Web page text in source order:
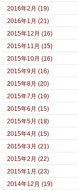
2016年2月 (19)
2016年1月 (21)
2015年12月 (16)
2015年11月 (15)
2015年10月 (16)
2015年9月 (16)
2015年8月 (20)
2015年7月 (19)
2015年6月 (15)
2015年5月 (18)
2015年4月 (15)
2015年3月 (21)
2015年2月 (22)
2015年1月 (23)
2014年12月 (19)